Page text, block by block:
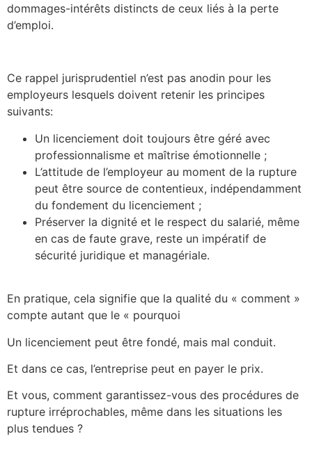
dommages-intérêts distincts de ceux liés à la perte
d’emploi.
Ce rappel jurisprudentiel n’est pas anodin pour les
employeurs lesquels doivent retenir les principes
suivants:
Un licenciement doit toujours être géré avec
professionnalisme et maîtrise émotionnelle ;
L’attitude de l’employeur au moment de la rupture
peut être source de contentieux, indépendamment
du fondement du licenciement ;
Préserver la dignité et le respect du salarié, même
en cas de faute grave, reste un impératif de
sécurité juridique et managériale.
En pratique, cela signifie que la qualité du « comment »
compte autant que le « pourquoi
Un licenciement peut être fondé, mais mal conduit.
Et dans ce cas, l’entreprise peut en payer le prix.
Et vous, comment garantissez-vous des procédures de
rupture irréprochables, même dans les situations les
plus tendues ?